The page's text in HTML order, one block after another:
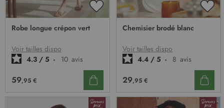
AJOUTER
D’ENVIE
Robe longue crépon vert
Voir tailles dispo
4.3 / 5 - 10 avis
59,95 €
Chemisier brodé blanc
Voir tailles dispo
4.4 / 5 - 8 avis
29,95 €